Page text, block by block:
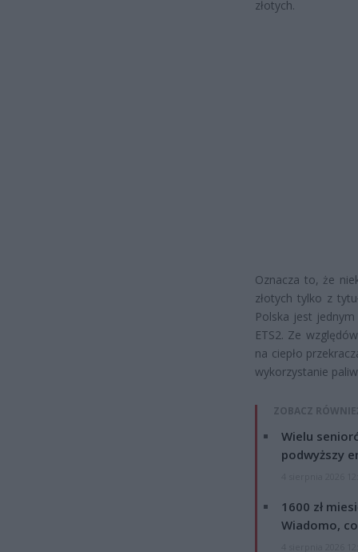
złotych.
Oznacza to, że
złotych tylko z
Polska jest
ETS2. Ze
na ciepło
wykorzystanie
ZOBACZ
Wielu
podwyższy
1600 zł
Wiadomo,